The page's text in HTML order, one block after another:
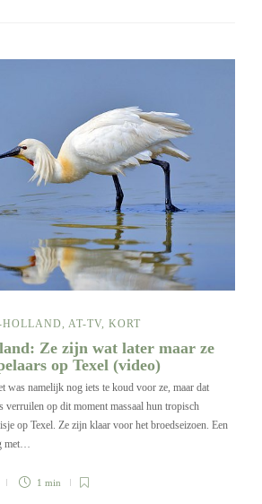
HOLLAND, AT-TV, KORT
Ze zijn wat later maar ze
op Texel (video)
was namelijk nog iets te koud voor ze, maar dat
verruilen op dit moment massaal hun tropisch
op Texel. Ze zijn klaar voor het broedseizoen. Een
met…
1 min